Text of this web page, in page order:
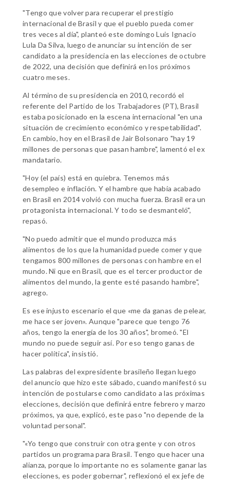
"Tengo que volver para recuperar el prestigio
internacional de Brasil y que el pueblo pueda comer
tres veces al día", planteó este domingo Luis Ignacio
Lula Da Silva, luego de anunciar su intención de ser
candidato a la presidencia en las elecciones de octubre
de 2022, una decisión que definirá en los próximos
cuatro meses.
Al término de su presidencia en 2010, recordó el
referente del Partido de los Trabajadores (PT), Brasil
estaba posicionado en la escena internacional "en una
situación de crecimiento económico y respetabilidad".
En cambio, hoy en el Brasil de Jair Bolsonaro "hay 19
millones de personas que pasan hambre", lamentó el ex
mandatario.
"Hoy (el país) está en quiebra. Tenemos más
desempleo e inflación. Y el hambre que había acabado
en Brasil en 2014 volvió con mucha fuerza. Brasil era un
protagonista internacional. Y todo se desmanteló",
repasó.
"No puedo admitir que el mundo produzca más
alimentos de los que la humanidad puede comer y que
tengamos 800 millones de personas con hambre en el
mundo. Ni que en Brasil, que es el tercer productor de
alimentos del mundo, la gente esté pasando hambre",
agrego.
Es ese injusto escenario el que «me da ganas de pelear,
me hace ser joven». Aunque "parece que tengo 76
años, tengo la energía de los 30 años", bromeó. "El
mundo no puede seguir así. Por eso tengo ganas de
hacer política", insistió.
Las palabras del expresidente brasileño llegan luego
del anuncio que hizo este sábado, cuando manifestó su
intención de postularse como candidato a las próximas
elecciones, decisión que definirá entre febrero y marzo
próximos, ya que, explicó, este paso "no depende de la
voluntad personal".
"«Yo tengo que construir con otra gente y con otros
partidos un programa para Brasil. Tengo que hacer una
alianza, porque lo importante no es solamente ganar las
elecciones, es poder gobernar", reflexionó el ex jefe de